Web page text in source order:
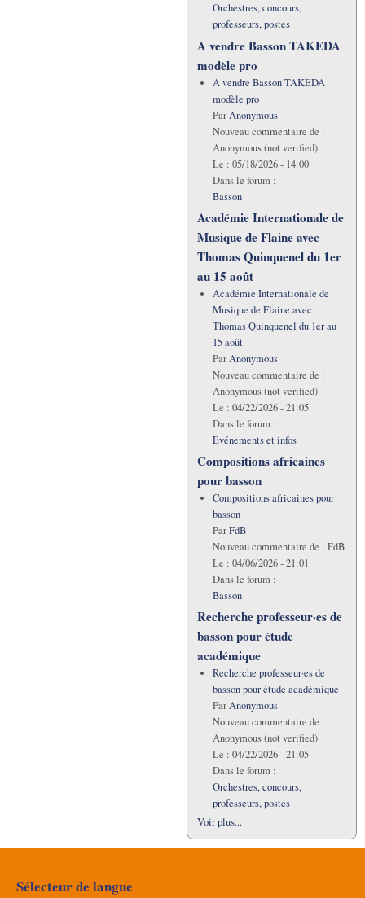
Orchestres, concours,
professeurs, postes
A vendre Basson TAKEDA
modèle pro
A vendre Basson TAKEDA
modèle pro
ParAnonymous
Nouveau commentaire de :
Anonymous (not verified)
Le : 05/18/2026 - 14:00
Dans le forum :
Basson
Académie Internationale de
Musique de Flaine avec
Thomas Quinquenel du 1er
au 15 août
Académie Internationale de
Musique de Flaine avec
Thomas Quinquenel du 1er au
15 août
ParAnonymous
Nouveau commentaire de :
Anonymous (not verified)
Le : 04/22/2026 - 21:05
Dans le forum :
Evénements et infos
Compositions africaines
pour basson
Compositions africaines pour
basson
ParFdB
Nouveau commentaire de : FdB
Le : 04/06/2026 - 21:01
Dans le forum :
Basson
Recherche professeur·es de
basson pour étude
académique
Recherche professeur·es de
basson pour étude académique
ParAnonymous
Nouveau commentaire de :
Anonymous (not verified)
Le : 04/22/2026 - 21:05
Dans le forum :
Orchestres, concours,
professeurs, postes
Voir plus...
Sélecteur de langue